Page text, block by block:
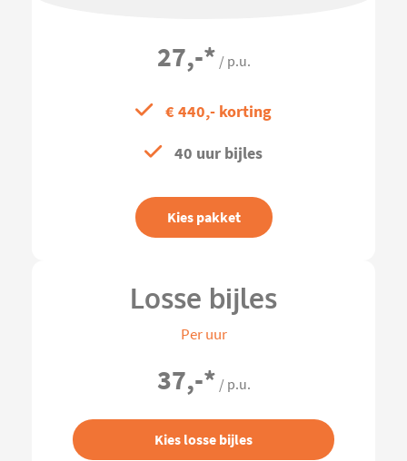
27,-* / p.u.
€ 440,- korting
40 uur bijles
Kies pakket
Losse bijles
Per uur
37,-* / p.u.
Kies losse bijles